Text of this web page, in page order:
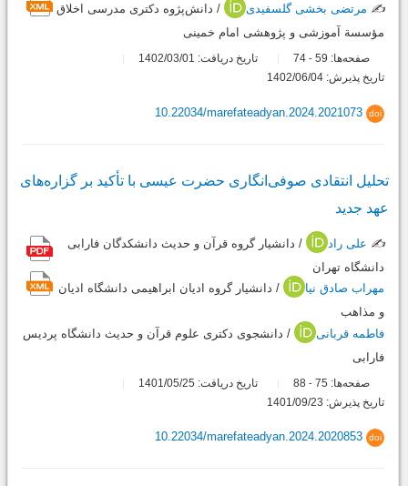
✍️ مرتضی بخشی گلسفیدی
/ دانش‌پژوه دکتری مدرسی اخلاق
مؤسسة آموزشی و پژوهشی امام خمینی
صفحه‌ها: 59
-
تاریخ دریافت: 1402/03/01
تاریخ پذیرش: 1402/06/04
doi
10.22034/marefateadyan.2024.2021073
تحلیل انتقادی صوفی‌انگاری حضرت عیسی با تأکید بر گزاره‌های
عهد جدید
✍️ علی راد
/ دانشیار گروه قرآن و حدیث دانشکدگان فارابی
دانشگاه تهران
مهراب صادق نیا
/ دانشیار گروه ادیان ابراهیمی دانشگاه ادیان
و مذاهب
فاطمه قربانی
/ دانشجوی دکتری علوم قرآن و حدیث دانشگاه پردیس
فارابی
صفحه‌ها: 75
-
تاریخ دریافت: 1401/05/25
تاریخ پذیرش: 1401/09/23
doi
10.22034/marefateadyan.2024.2020853